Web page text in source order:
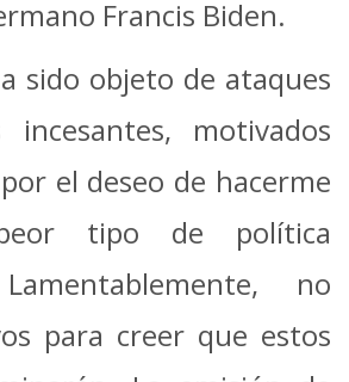
Francis Biden.
sido objeto de ataques
incesantes, motivados
el deseo de hacerme
tipo de política
no
para creer que estos